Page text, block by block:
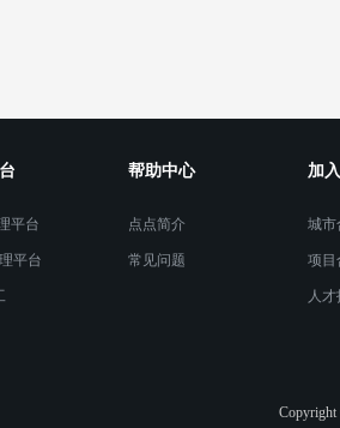
平台
平台
帮助中心
点点简介
常见问题
加
城市
项目
人